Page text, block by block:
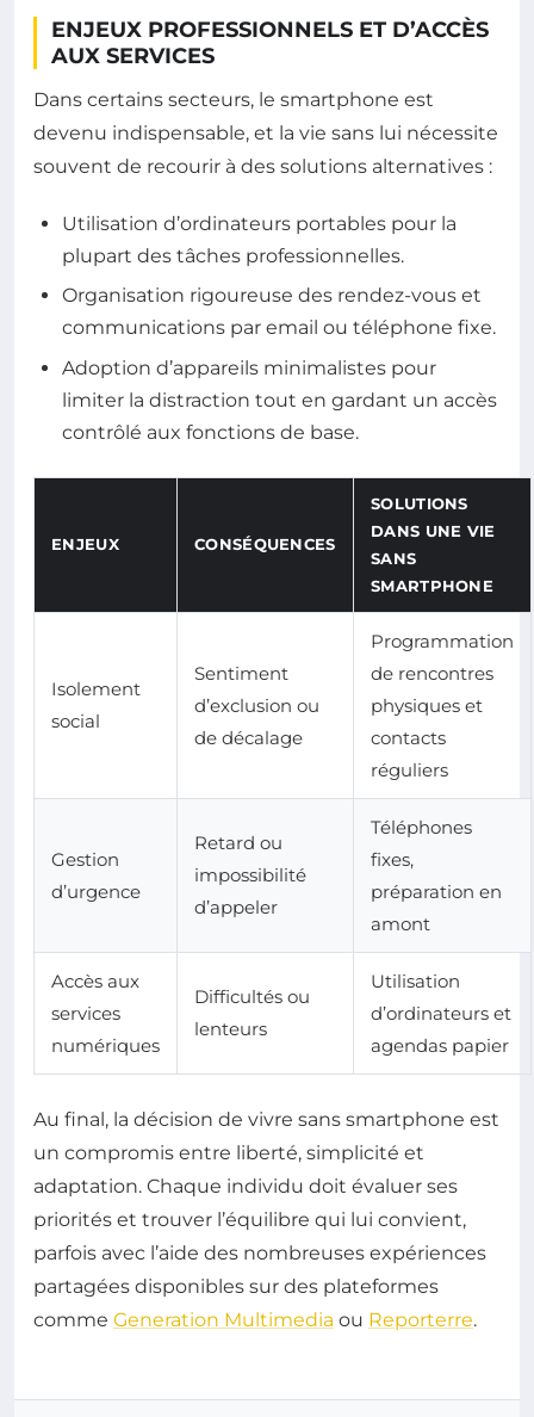
ENJEUX PROFESSIONNELS ET D’ACCÈS
AUX SERVICES
Dans certains secteurs, le smartphone est
devenu indispensable, et la vie sans lui nécessite
souvent de recourir à des solutions alternatives :
Utilisation d’ordinateurs portables pour la
plupart des tâches professionnelles.
Organisation rigoureuse des rendez-vous et
communications par email ou téléphone fixe.
Adoption d’appareils minimalistes pour
limiter la distraction tout en gardant un accès
contrôlé aux fonctions de base.
ENJEUX CONSÉQUENCES
SOLUTIONS
DANS UNE VIE
SANS
SMARTPHONE
Isolement
social
Sentiment
d’exclusion ou
de décalage
Programmation
de rencontres
physiques et
contacts
réguliers
Gestion
d’urgence
Retard ou
impossibilité
d’appeler
Téléphones
fixes,
préparation en
amont
Accès aux
services
numériques
Difficultés ou
lenteurs
Utilisation
d’ordinateurs et
agendas papier
Au final, la décision de vivre sans smartphone est
un compromis entre liberté, simplicité et
adaptation. Chaque individu doit évaluer ses
priorités et trouver l’équilibre qui lui convient,
parfois avec l’aide des nombreuses expériences
partagées disponibles sur des plateformes
comme Generation Multimedia ou Reporterre.